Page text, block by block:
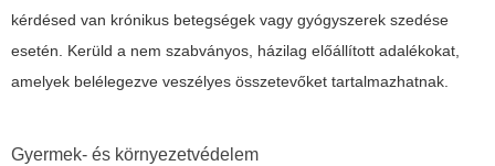
kérdésed van krónikus betegségek vagy gyógyszerek szedése
esetén. Kerüld a nem szabványos, házilag előállított adalékokat,
amelyek belélegezve veszélyes összetevőket tartalmazhatnak.
Gyermek- és környezetvédelem